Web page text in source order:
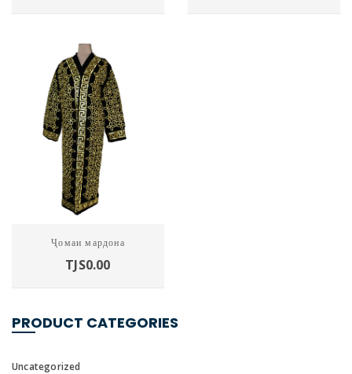
Харидан
Ҷомаи мардона
TJS0.00
PRODUCT CATEGORIES
Uncategorized